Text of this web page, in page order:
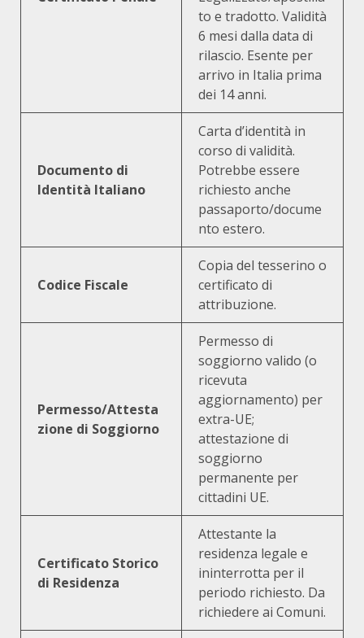
to e tradotto. Validità
6 mesi dalla data di
rilascio. Esente per
arrivo in Italia prima
dei 14 anni.
Documento di
Identità Italiano
Carta d’identità in
corso di validità.
Potrebbe essere
richiesto anche
passaporto/docume
nto estero.
Codice Fiscale
Copia del tesserino o
certificato di
attribuzione.
Permesso/Attesta
zione di Soggiorno
Permesso di
soggiorno valido (o
ricevuta
aggiornamento) per
extra-UE;
attestazione di
soggiorno
permanente per
cittadini UE.
Certificato Storico
di Residenza
Attestante la
residenza legale e
ininterrotta per il
periodo richiesto. Da
richiedere ai Comuni.